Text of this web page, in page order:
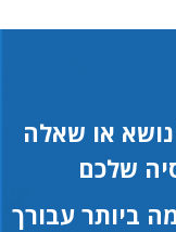
או שאלה
שלכם
ביותר עבורך